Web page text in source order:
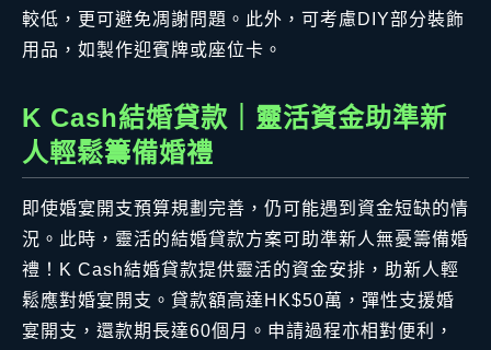
較低，更可避免凋謝問題。此外，可考慮DIY部分裝飾
用品，如製作迎賓牌或座位卡。
K Cash結婚貸款｜靈活資金助準新
人輕鬆籌備婚禮
即使婚宴開支預算規劃完善，仍可能遇到資金短缺的情
況。此時，靈活的結婚貸款方案可助準新人無憂籌備婚
禮！K Cash結婚貸款提供靈活的資金安排，助新人輕
鬆應對婚宴開支。貸款額高達HK$50萬，彈性支援婚
宴開支，還款期長達60個月。申請過程亦相對便利，